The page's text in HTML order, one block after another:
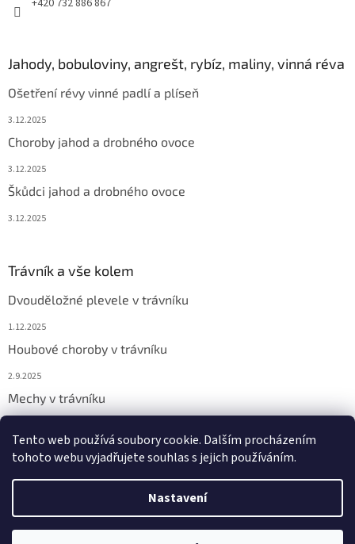
Tento web používá soubory cookie. Dalším procházením
tohoto webu vyjadřujete souhlas s jejich používáním.
Nastavení
+420 732 886 867
Jahody, bobuloviny, angrešt, rybíz, maliny, vinná réva
Ošetření révy vinné padlí a plíseň
3.12.2025
Choroby jahod a drobného ovoce
3.12.2025
Škůdci jahod a drobného ovoce
3.12.2025
Trávník a vše kolem
Dvouděložné plevele v trávníku
1.12.2025
Houbové choroby v trávníku
2.9.2025
Mechy v trávníku
Copyright 2026Chemicor. Všechna práva vyhrazena.Upravit